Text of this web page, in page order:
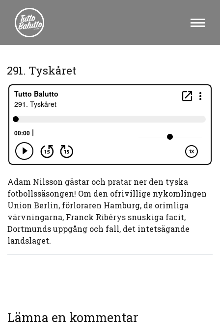
291. Tyskåret
Adam Nilsson gästar och pratar ner den tyska
fotbollssäsongen! Om den ofrivillige nykomlingen
Union Berlin, förloraren Hamburg, de orimliga
värvningarna, Franck Ribérys snuskiga facit,
Dortmunds uppgång och fall, det intetsägande
landslaget.
Lämna en kommentar